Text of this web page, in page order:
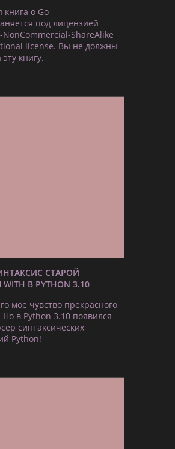
книга о Go
под лицензией
ShareAlike
license. Вы не должны
книгу.
СТАРОЙ
В PYTHON 3.10
моё чувство прекрасного
Но в Python 3.10 появился
синтаксических
Python!